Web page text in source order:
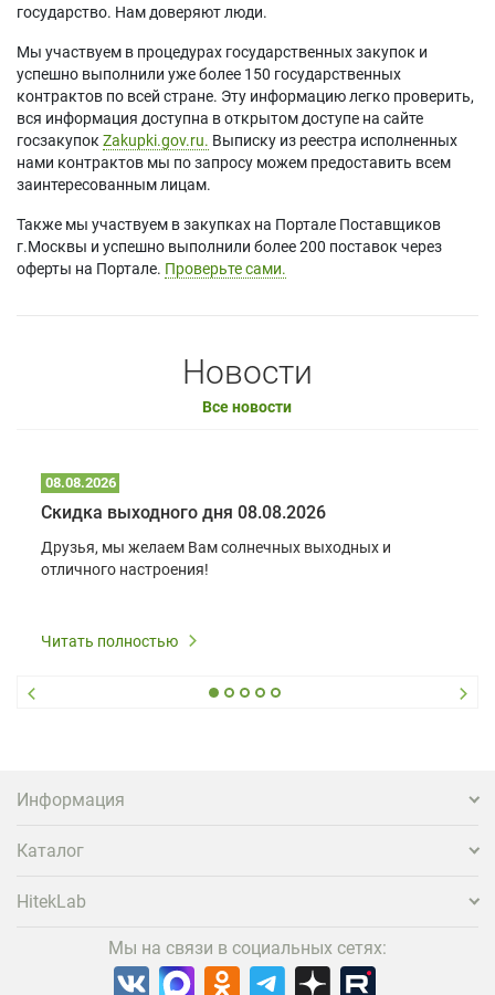
государство. Нам доверяют люди.
Мы участвуем в процедурах государственных закупок и
успешно выполнили уже более 150 государственных
контрактов по всей стране. Эту информацию легко проверить,
вся информация доступна в открытом доступе на сайте
госзакупок Zakupki.gov.ru. Выписку из реестра исполненных
нами контрактов мы по запросу можем предоставить всем
заинтересованным лицам.
Также мы участвуем в закупках на Портале Поставщиков
г.Москвы и успешно выполнили более 200 поставок через
оферты на Портале. Проверьте сами.
Новости
Все новости
08.08.2026
Скидка выходного дня 08.08.2026
Друзья, мы желаем Вам солнечных выходных и
отличного настроения!
Читать полностью
Информация
Каталог
HitekLab
Мы на связи в социальных сетях: